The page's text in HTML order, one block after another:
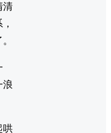
清
浪
哄